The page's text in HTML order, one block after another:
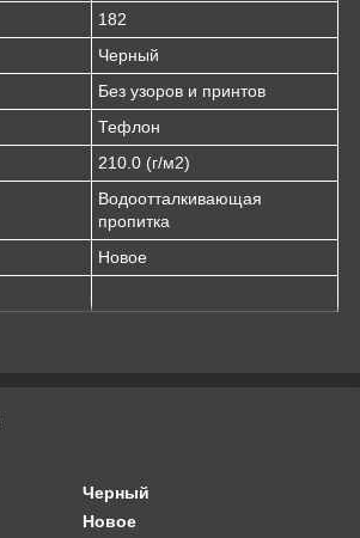
182
Черный
Без узоров и принтов
Тефлон
210.0 (г/м2)
Водоотталкивающая
пропитка
Новое
Черный
Новое